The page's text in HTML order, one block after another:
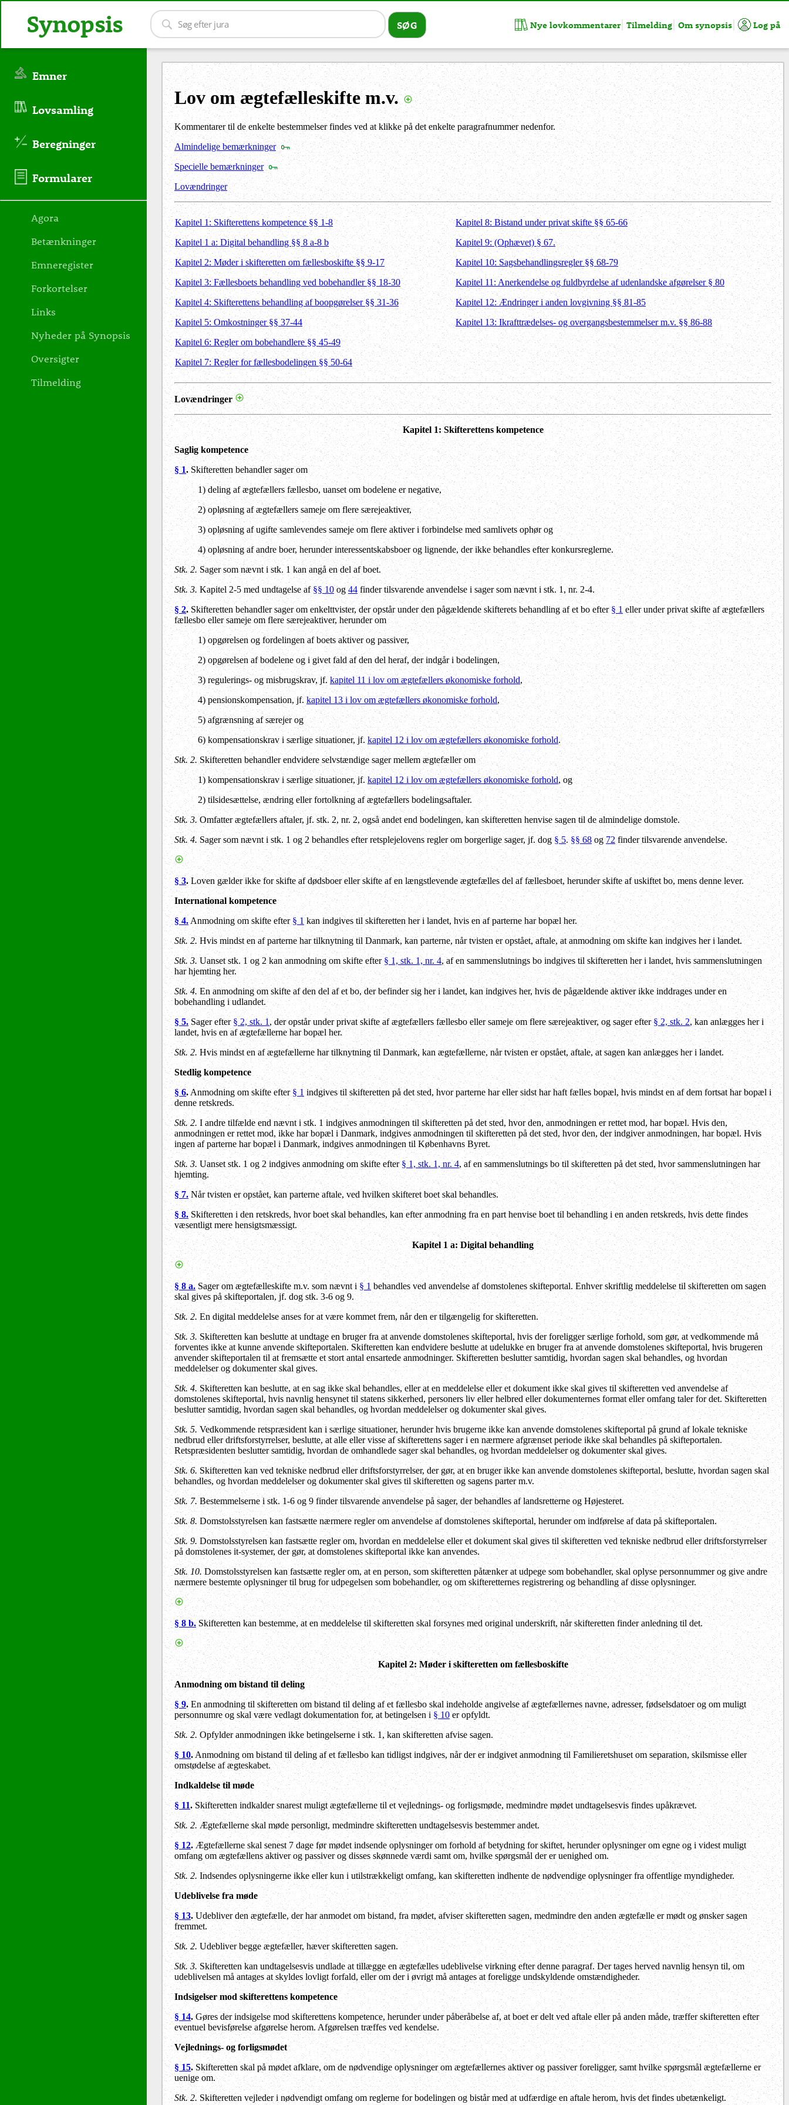
Lov om ægtefælleskifte m.v.
Kommentarer til de enkelte bestemmelser findes ved at klikke på det enkelte paragrafnummer nedenfor.
Almindelige bemærkninger
Specielle bemærkninger
Lovændringer
Kapitel 1: Skifterettens kompetence §§ 1-8
Kapitel 1 a: Digital behandling §§ 8 a-8 b
Kapitel 2: Møder i skifteretten om fællesboskifte §§ 9-17
Kapitel 3: Fællesboets behandling ved bobehandler §§ 18-30
Kapitel 4: Skifterettens behandling af boopgørelser §§ 31-36
Kapitel 5: Omkostninger §§ 37-44
Kapitel 6: Regler om bobehandlere §§ 45-49
Kapitel 7: Regler for fællesbodelingen §§ 50-64
Kapitel 8: Bistand under privat skifte §§ 65-66
Kapitel 9: (Ophævet) § 67.
Kapitel 10: Sagsbehandlingsregler §§ 68-79
Kapitel 11: Anerkendelse og fuldbyrdelse af udenlandske afgørelser § 80
Kapitel 12: Ændringer i anden lovgivning §§ 81-85
Kapitel 13: Ikrafttrædelses- og overgangsbestemmelser m.v. §§ 86-88
Lovændringer
Kapitel 1: Skifterettens kompetence
Saglig kompetence
§ 1.Skifteretten behandler sager om
1) deling af ægtefællers fællesbo, uanset om bodelene er negative,
2) opløsning af ægtefællers sameje om flere særejeaktiver,
3) opløsning af ugifte samlevendes sameje om flere aktiver i forbindelse med samlivets ophør og
4) opløsning af andre boer, herunder interessentskabsboer og lignende, der ikke behandles efter konkursreglerne.
Stk. 2.Sager som nævnt i stk. 1 kan angå en del af boet.
Stk. 3. Kapitel 2-5 med undtagelse af §§ 10og44 finder tilsvarende anvendelse i sager som nævnt i stk. 1, nr. 2-4.
§ 2. Skifteretten behandler sager om enkelttvister, der opstår under den pågældende skifterets behandling af et bo efter§ 1 eller under privat skifte af ægtefællers
fællesbo eller sameje om flere særejeaktiver, herunder om
1) opgørelsen og fordelingen af boets aktiver og passiver,
2) opgørelsen af bodelene og i givet fald af den del heraf, der indgår i bodelingen,
3) regulerings- og misbrugskrav, jf.kapitel 11 i lov om ægtefællers økonomiske forhold,
4) pensionskompensation, jf.kapitel 13 i lov om ægtefællers økonomiske forhold,
5) afgrænsning af særejer og
6) kompensationskrav i særlige situationer, jf. kapitel 12 i lov om ægtefællers økonomiske forhold.
Stk. 2.Skifteretten behandler endvidere selvstændige sager mellem ægtefæller om
1) kompensationskrav i særlige situationer, jf. kapitel 12 i lov om ægtefællers økonomiske forhold, og
2) tilsidesættelse, ændring eller fortolkning af ægtefællers bodelingsaftaler.
Stk. 3.Omfatter ægtefællers aftaler, jf. stk. 2, nr. 2, også andet end bodelingen, kan skifteretten henvise sagen til de almindelige domstole.
Stk. 4. Sager som nævnt i stk. 1 og 2 behandles efter retsplejelovens regler om borgerlige sager, jf. dog§ 5. §§ 68og72finder tilsvarende anvendelse.
§ 3.Loven gælder ikke for skifte af dødsboer eller skifte af en længstlevende ægtefælles del af fællesboet, herunder skifte af uskiftet bo, mens denne lever.
International kompetence
§ 4. Anmodning om skifte efter § 1kan indgives til skifteretten her i landet, hvis en af parterne har bopæl her.
Stk. 2. Hvis mindst en af parterne har tilknytning til Danmark, kan parterne, når tvisten er opstået, aftale, at anmodning om skifte kan indgives her i landet.
Stk. 3. Uanset stk. 1 og 2 kan anmodning om skifte efter§ 1, stk. 1, nr. 4, af en sammenslutnings bo indgives til skifteretten her i landet, hvis sammenslutningen
har hjemting her.
Stk. 4. En anmodning om skifte af den del af et bo, der befinder sig her i landet, kan indgives her, hvis de pågældende aktiver ikke inddrages under en
bobehandling i udlandet.
§ 5.Sager efter § 2, stk. 1 , der opstår under privat skifte af ægtefællers fællesbo eller sameje om flere særejeaktiver, og sager efter§ 2, stk. 2, kan anlægges her i
landet, hvis en af ægtefællerne har bopæl her.
Stk. 2. Hvis mindst en af ægtefællerne har tilknytning til Danmark, kan ægtefællerne, når tvisten er opstået, aftale, at sagen kan anlægges her i landet.
Stedlig kompetence
§ 6.Anmodning om skifte efter§ 1 indgives til skifteretten på det sted, hvor parterne har eller sidst har haft fælles bopæl, hvis mindst en af dem fortsat har bopæl i
denne retskreds.
Stk. 2. I andre tilfælde end nævnt i stk. 1 indgives anmodningen til skifteretten på det sted, hvor den, anmodningen er rettet mod, har bopæl. Hvis den,
anmodningen er rettet mod, ikke har bopæl i Danmark, indgives anmodningen til skifteretten på det sted, hvor den, der indgiver anmodningen, har bopæl. Hvis
ingen af parterne har bopæl i Danmark, indgives anmodningen til Københavns Byret.
Stk. 3. Uanset stk. 1 og 2 indgives anmodning om skifte efter§ 1, stk. 1, nr. 4, af en sammenslutnings bo til skifteretten på det sted, hvor sammenslutningen har
hjemting.
§ 7.Når tvisten er opstået, kan parterne aftale, ved hvilken skifteret boet skal behandles.
§ 8.Skifteretten i den retskreds, hvor boet skal behandles, kan efter anmodning fra en part henvise boet til behandling i en anden retskreds, hvis dette findes
væsentligt mere hensigtsmæssigt.
Kapitel 1 a: Digital behandling
§ 8 a.Sager om ægtefælleskifte m.v. som nævnt i§ 1 behandles ved anvendelse af domstolenes skifteportal. Enhver skriftlig meddelelse til skifteretten om sagen
skal gives på skifteportalen, jf. dog stk. 3-6 og 9.
Stk. 2. En digital meddelelse anses for at være kommet frem, når den er tilgængelig for skifteretten.
Stk. 3.Skifteretten kan beslutte at undtage en bruger fra at anvende domstolenes skifteportal, hvis der foreligger særlige forhold, som gør, at vedkommende må
forventes ikke at kunne anvende skifteportalen. Skifteretten kan endvidere beslutte at udelukke en bruger fra at anvende domstolenes skifteportal, hvis brugeren
anvender skifteportalen til at fremsætte et stort antal ensartede anmodninger. Skifteretten beslutter samtidig, hvordan sagen skal behandles, og hvordan
meddelelser og dokumenter skal gives.
Stk. 4.Skifteretten kan beslutte, at en sag ikke skal behandles, eller at en meddelelse eller et dokument ikke skal gives til skifteretten ved anvendelse af
domstolenes skifteportal, hvis navnlig hensynet til statens sikkerhed, personers liv eller helbred eller dokumenternes format eller omfang taler for det. Skifteretten
beslutter samtidig, hvordan sagen skal behandles, og hvordan meddelelser og dokumenter skal gives.
Stk. 5. Vedkommende retspræsident kan i særlige situationer, herunder hvis brugerne ikke kan anvende domstolenes skifteportal på grund af lokale tekniske
nedbrud eller driftsforstyrrelser, beslutte, at alle eller visse af skifterettens sager i en nærmere afgrænset periode ikke skal behandles på skifteportalen.
Retspræsidenten beslutter samtidig, hvordan de omhandlede sager skal behandles, og hvordan meddelelser og dokumenter skal gives.
Stk. 6. Skifteretten kan ved tekniske nedbrud eller driftsforstyrrelser, der gør, at en bruger ikke kan anvende domstolenes skifteportal, beslutte, hvordan sagen skal
behandles, og hvordan meddelelser og dokumenter skal gives til skifteretten og sagens parter m.v.
Stk. 7.Bestemmelserne i stk. 1-6 og 9 finder tilsvarende anvendelse på sager, der behandles af landsretterne og Højesteret.
Stk. 8. Domstolsstyrelsen kan fastsætte nærmere regler om anvendelse af domstolenes skifteportal, herunder om indførelse af data på skifteportalen.
Stk. 9. Domstolsstyrelsen kan fastsætte regler om, hvordan en meddelelse eller et dokument skal gives til skifteretten ved tekniske nedbrud eller driftsforstyrrelser
på domstolenes it-systemer, der gør, at domstolenes skifteportal ikke kan anvendes.
Stk. 10.Domstolsstyrelsen kan fastsætte regler om, at en person, som skifteretten påtænker at udpege som bobehandler, skal oplyse personnummer og give andre
nærmere bestemte oplysninger til brug for udpegelsen som bobehandler, og om skifteretternes registrering og behandling af disse oplysninger.
§ 8 b.Skifteretten kan bestemme, at en meddelelse til skifteretten skal forsynes med original underskrift, når skifteretten finder anledning til det.
Kapitel 2: Møder i skifteretten om fællesboskifte
Anmodning om bistand til deling
§ 9. En anmodning til skifteretten om bistand til deling af et fællesbo skal indeholde angivelse af ægtefællernes navne, adresser, fødselsdatoer og om muligt
personnumre og skal være vedlagt dokumentation for, at betingelsen i§ 10er opfyldt.
Stk. 2. Opfylder anmodningen ikke betingelserne i stk. 1, kan skifteretten afvise sagen.
§ 10.Anmodning om bistand til deling af et fællesbo kan tidligst indgives, når der er indgivet anmodning til Familieretshuset om separation, skilsmisse eller
omstødelse af ægteskabet.
Indkaldelse til møde
§ 11.Skifteretten indkalder snarest muligt ægtefællerne til et vejlednings- og forligsmøde, medmindre mødet undtagelsesvis findes upåkrævet.
Stk. 2.Ægtefællerne skal møde personligt, medmindre skifteretten undtagelsesvis bestemmer andet.
§ 12. Ægtefællerne skal senest 7 dage før mødet indsende oplysninger om forhold af betydning for skiftet, herunder oplysninger om egne og i videst muligt
omfang om ægtefællens aktiver og passiver og disses skønnede værdi samt om, hvilke spørgsmål der er uenighed om.
Stk. 2.Indsendes oplysningerne ikke eller kun i utilstrækkeligt omfang, kan skifteretten indhente de nødvendige oplysninger fra offentlige myndigheder.
Udeblivelse fra møde
§ 13.Udebliver den ægtefælle, der har anmodet om bistand, fra mødet, afviser skifteretten sagen, medmindre den anden ægtefælle er mødt og ønsker sagen
fremmet.
Stk. 2. Udebliver begge ægtefæller, hæver skifteretten sagen.
Stk. 3.Skifteretten kan undtagelsesvis undlade at tillægge en ægtefælles udeblivelse virkning efter denne paragraf. Der tages herved navnlig hensyn til, om
udeblivelsen må antages at skyldes lovligt forfald, eller om der i øvrigt må antages at foreligge undskyldende omstændigheder.
Indsigelser mod skifterettens kompetence
§ 14.Gøres der indsigelse mod skifterettens kompetence, herunder under påberåbelse af, at boet er delt ved aftale eller på anden måde, træffer skifteretten efter
eventuel bevisførelse afgørelse herom. Afgørelsen træffes ved kendelse.
Vejlednings- og forligsmødet
§ 15.Skifteretten skal på mødet afklare, om de nødvendige oplysninger om ægtefællernes aktiver og passiver foreligger, samt hvilke spørgsmål ægtefællerne er
uenige om.
Stk. 2. Skifteretten vejleder i nødvendigt omfang om reglerne for bodelingen og bistår med at udfærdige en aftale herom, hvis det findes ubetænkeligt.
Emner
Lovsamling
Beregninger
Formularer
Agora
Betænkninger
Emneregister
Forkortelser
Links
Nyheder på Synopsis
Oversigter
Tilmelding
Synopsis Nye lovkommentarer Tilmelding Om synopsis Log på